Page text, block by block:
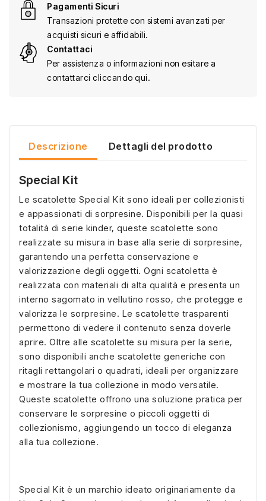
Pagamenti Sicuri
Transazioni protette con sistemi avanzati per
acquisti sicuri e affidabili.
Contattaci
Per assistenza o informazioni non esitare a
contattarci cliccando qui.
Descrizione Dettagli del prodotto
Special Kit
Le scatolette Special Kit sono ideali per collezionisti
e appassionati di sorpresine. Disponibili per la quasi
totalità di serie kinder, queste scatolette sono
realizzate su misura in base alla serie di sorpresine,
garantendo una perfetta conservazione e
valorizzazione degli oggetti. Ogni scatoletta è
realizzata con materiali di alta qualità e presenta un
interno sagomato in vellutino rosso, che protegge e
valorizza le sorpresine. Le scatolette trasparenti
permettono di vedere il contenuto senza doverle
aprire. Oltre alle scatolette su misura per la serie,
sono disponibili anche scatolette generiche con
ritagli rettangolari o quadrati, ideali per organizzare
e mostrare la tua collezione in modo versatile.
Queste scatolette offrono una soluzione pratica per
conservare le sorpresine o piccoli oggetti di
collezionismo, aggiungendo un tocco di eleganza
alla tua collezione.
Special Kit è un marchio ideato originariamente da